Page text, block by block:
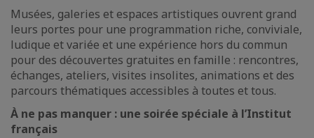
Musées, galeries et espaces artistiques ouvrent grand
leurs portes pour une programmation riche, conviviale,
ludique et variée et une expérience hors du commun
pour des découvertes gratuites en famille : rencontres,
échanges, ateliers, visites insolites, animations et des
parcours thématiques accessibles à toutes et tous.
À ne pas manquer : une soirée spéciale à l’Institut
français